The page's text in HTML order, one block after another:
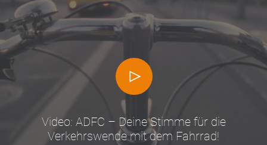
Video: ADFC – Deine Stimme für die
Verkehrswende mit dem Fahrrad!